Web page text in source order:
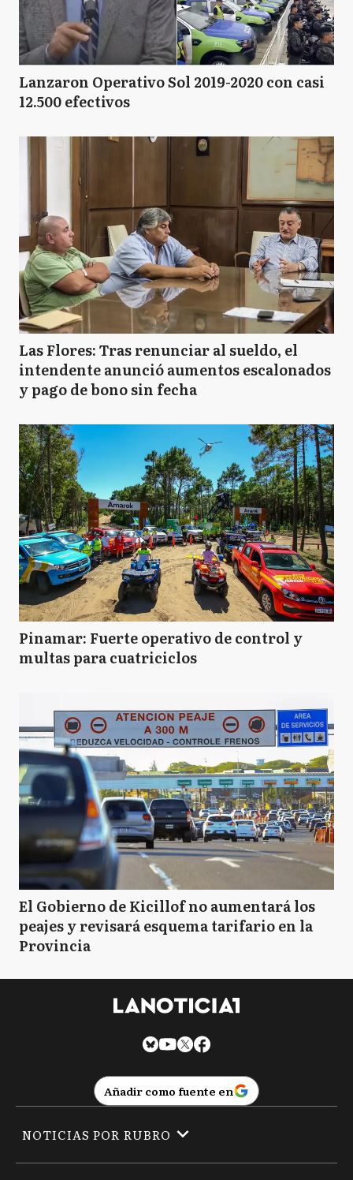
Lanzaron Operativo Sol 2019-2020 con casi
12.500 efectivos
Las Flores: Tras renunciar al sueldo, el
intendente anunció aumentos escalonados
y pago de bono sin fecha
Pinamar: Fuerte operativo de control y
multas para cuatriciclos
El Gobierno de Kicillof no aumentará los
peajes y revisará esquema tarifario en la
Provincia
Añadir como fuente en
NOTICIAS POR RUBRO